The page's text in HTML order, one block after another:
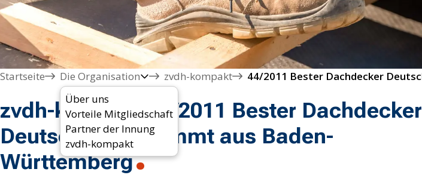
Startseite
Die Organisation
Über uns
Vorteile Mitgliedschaft
Partner der Innung
zvdh-kompakt
zvdh-kompakt
zvdh-kompakt 44/2011 Bester Dachdecker
Deutschlands kommt aus Baden-
Württemberg